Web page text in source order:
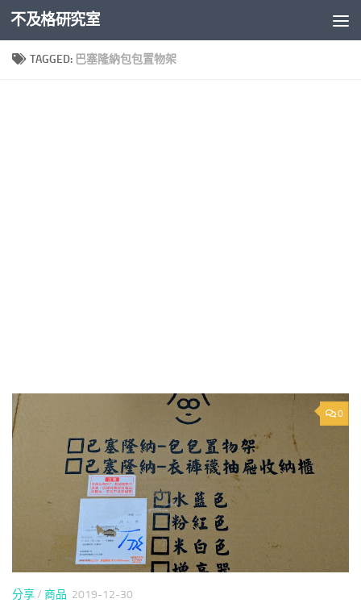
Skip to content
不及格研究室
TAGGED: 巴塞隆納包包置物架
0
分享/ 商品 2019-12-30